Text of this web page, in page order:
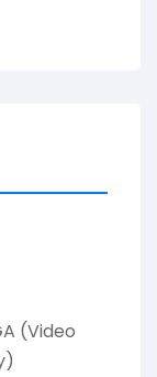
(Video